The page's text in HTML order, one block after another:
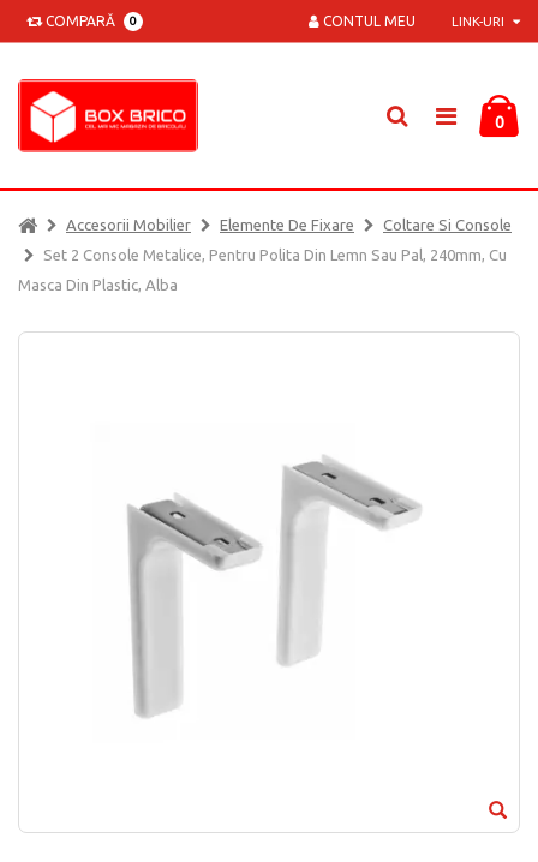
COMPARĂ 0 LINK-URI
CONTUL MEU
0
Accesorii Mobilier Elemente De Fixare
Coltare Si Console
Set 2 Console Metalice, Pentru Polita Din Lemn Sau Pal, 240mm, Cu
Masca Din Plastic, Alba